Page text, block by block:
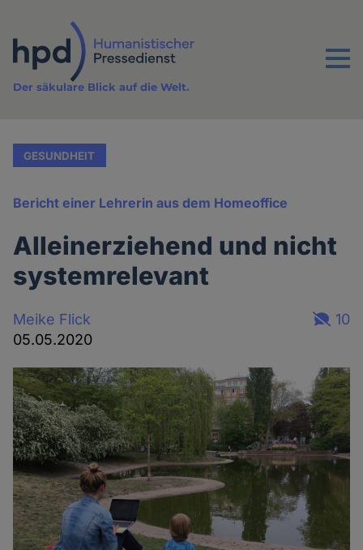
Inhalt
Menu
Der säkulare Blick auf die Welt.
GESUNDHEIT
Bericht einer Lehrerin aus dem Homeoffice
Alleinerziehend und nicht
systemrelevant
Meike Flick
05.05.2020
10